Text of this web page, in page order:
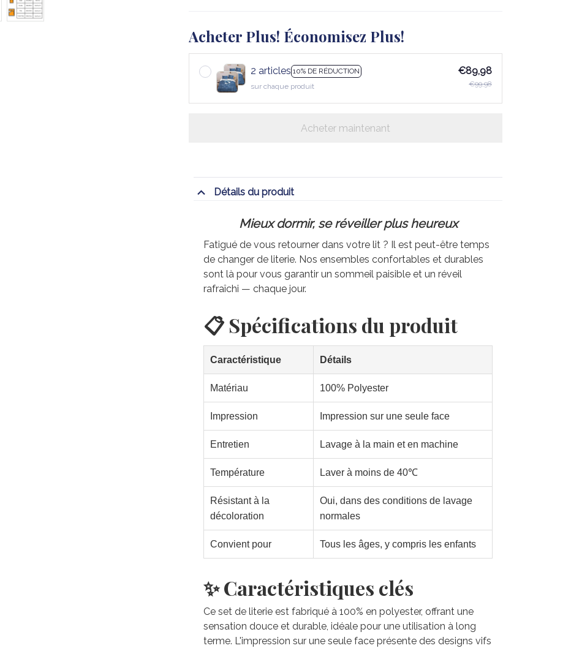
Acheter Plus! Économisez Plus!
2 articles 10% DE RÉDUCTION
sur chaque produit
€89,98
€99,98
Acheter maintenant
Détails du produit
Mieux dormir, se réveiller plus heureux
Fatigué de vous retourner dans votre lit ? Il est peut-être temps
de changer de literie. Nos ensembles confortables et durables
sont là pour vous garantir un sommeil paisible et un réveil
rafraîchi — chaque jour.
📋 Spécifications du produit
Caractéristique Détails
Matériau 100% Polyester
Impression Impression sur une seule face
Entretien Lavage à la main et en machine
Température Laver à moins de 40℃
Résistant à la
décoloration
Oui, dans des conditions de lavage
normales
Convient pour Tous les âges, y compris les enfants
✨ Caractéristiques clés
Ce set de literie est fabriqué à 100% en polyester, offrant une
sensation douce et durable, idéale pour une utilisation à long
terme. L'impression sur une seule face présente des designs vifs